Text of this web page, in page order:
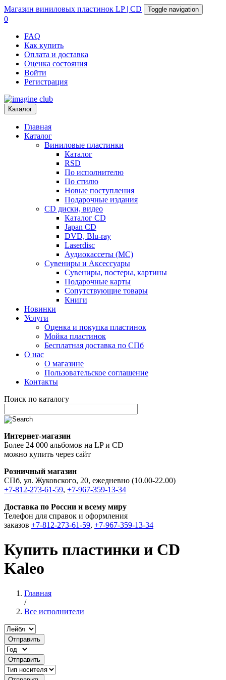
Магазин виниловых пластинок LP | CD Toggle navigation
0
FAQ
Как купить
Оплата и доставка
Оценка состояния
Войти
Регистрация
Каталог
Главная
Каталог
Виниловые пластинки
Каталог
RSD
По исполнителю
По стилю
Новые поступления
Подарочные издания
CD диски, видео
Каталог CD
Japan CD
DVD, Blu-ray
Laserdisc
Аудиокассеты (MC)
Сувениры и Аксессуары
Сувениры, постеры, картины
Подарочные карты
Сопутствующие товары
Книги
Новинки
Услуги
Оценка и покупка пластинок
Мойка пластинок
Бесплатная доставка по СПб
О нас
О магазине
Пользовательское соглашение
Контакты
Поиск по каталогу
Интернет-магазин
Более 24 000 альбомов на LP и CD
можно купить через сайт
Розничный магазин
СПб, ул. Жуковского, 20, ежедневно (10.00-22.00)
+7-812-273-61-59, +7-967-359-13-34
Доставка по России и всему миру
Телефон для справок и оформления
заказов +7-812-273-61-59, +7-967-359-13-34
Купить пластинки и CD
Kaleo
Главная
/
Все исполнители
Отправить
Отправить